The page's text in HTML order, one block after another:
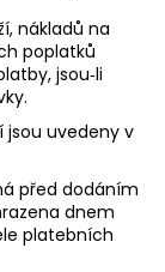
nákladů na
poplatků
jsou‑li
jsou uvedeny v
před dodáním
dnem
platebních